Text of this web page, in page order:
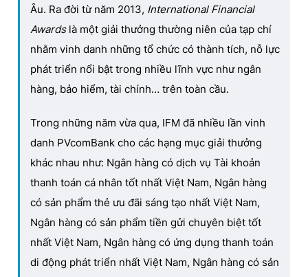
Âu. Ra đời từ năm 2013, International Financial
Awardslà một giải thưởng thường niên của tạp chí
nhằm vinh danh những tổ chức có thành tích, nỗ lực
phát triển nổi bật trong nhiều lĩnh vực như ngân
hàng, bảo hiểm, tài chính… trên toàn cầu.
Trong những năm vừa qua, IFM đã nhiều lần vinh
danh PVcomBank cho các hạng mục giải thưởng
khác nhau như: Ngân hàng có dịch vụ Tài khoản
thanh toán cá nhân tốt nhất Việt Nam, Ngân hàng
có sản phẩm thẻ ưu đãi sáng tạo nhất Việt Nam,
Ngân hàng có sản phẩm tiền gửi chuyên biệt tốt
nhất Việt Nam, Ngân hàng có ứng dụng thanh toán
di động phát triển nhất Việt Nam, Ngân hàng có sản